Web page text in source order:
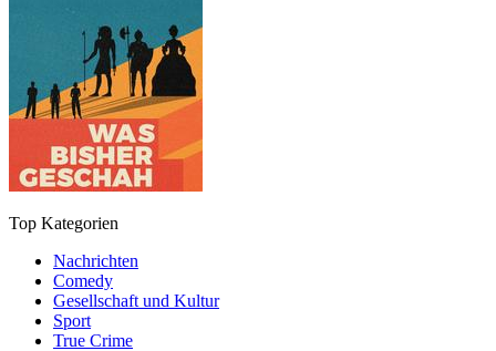
Top Kategorien
Nachrichten
Comedy
Gesellschaft und Kultur
Sport
True Crime